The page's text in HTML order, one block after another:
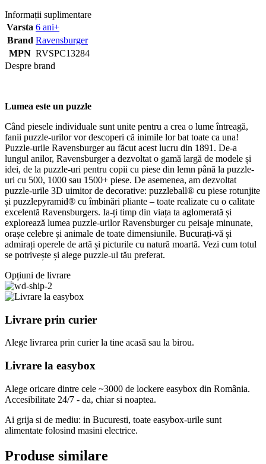
Informații suplimentare
Varsta 6 ani+
Brand Ravensburger
MPN RVSPC13284
Despre brand
Lumea este un puzzle
Când piesele individuale sunt unite pentru a crea o lume întreagă,
fanii puzzle-urilor vor descoperi că inimile lor bat toate ca una!
Puzzle-urile Ravensburger au făcut acest lucru din 1891. De-a
lungul anilor, Ravensburger a dezvoltat o gamă largă de modele și
idei, de la puzzle-uri pentru copii cu piese din lemn până la puzzle-
uri cu 500, 1000 sau 1500+ piese. De asemenea, am dezvoltat
puzzle-urile 3D uimitor de decorative: puzzleball® cu piese rotunjite
și puzzlepyramid® cu îmbinări pliante – toate realizate cu o calitate
excelentă Ravensburgers. Ia-ți timp din viața ta aglomerată și
explorează lumea puzzle-urilor Ravensburger cu peisaje minunate,
orașe celebre și animale de toate dimensiunile. Bucurați-vă și
admirați operele de artă și picturile cu natură moartă. Vezi cum totul
se potrivește și alege puzzle-ul tău preferat.
Opțiuni de livrare
Livrare prin curier
Alege livrarea prin curierla tine acasă sau la birou.
Livrare la easybox
Alege oricare dintre cele ~3000 de lockere easybox din România.
Accesibilitate 24/7 - da, chiar si noaptea.
Ai grija si de mediu: in Bucuresti, toate easybox-urile sunt
alimentate folosind masini electrice.
Produse similare